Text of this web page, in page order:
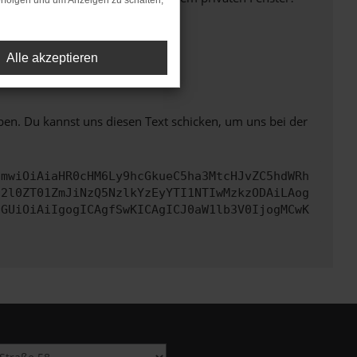
mehr unterstützt werden.
Du kannst uns diesen Text schicken, um uns bei der
Alle akzeptieren